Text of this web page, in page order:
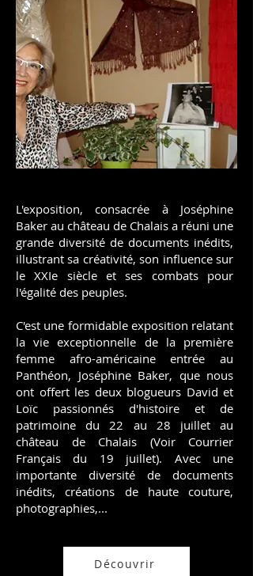
L'exposition, consacrée à Joséphine
Baker au château de Chalais a réuni une
grande diversité de documents inédits,
illustrant sa créativité, son influence sur
le XXIe siècle et ses combats pour
l'égalité des peuples.
​C'est une formidable exposition relatant
la vie exceptionnelle de la première
femme afro-américaine entrée au
Panthéon, Joséphine Baker, que nous
ont offert les deux blogueurs David et
Loïc passionnés d'histoire et de
patrimoine du 22 au 28 juillet au
château de Chalais (Voir Courrier
Français du 19 juillet). Avec une
importante diversité de documents
inédits, créations de haute couture,
photographies,...
Découvrir